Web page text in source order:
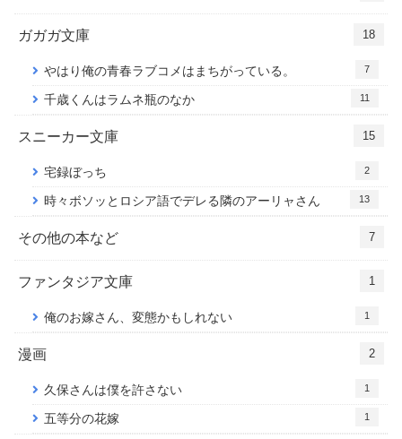
ガガガ文庫 18
やはり俺の青春ラブコメはまちがっている。 7
千歳くんはラムネ瓶のなか 11
スニーカー文庫 15
宅録ぼっち 2
時々ボソッとロシア語でデレる隣のアーリャさん 13
その他の本など 7
ファンタジア文庫 1
俺のお嫁さん、変態かもしれない 1
漫画 2
久保さんは僕を許さない 1
五等分の花嫁 1